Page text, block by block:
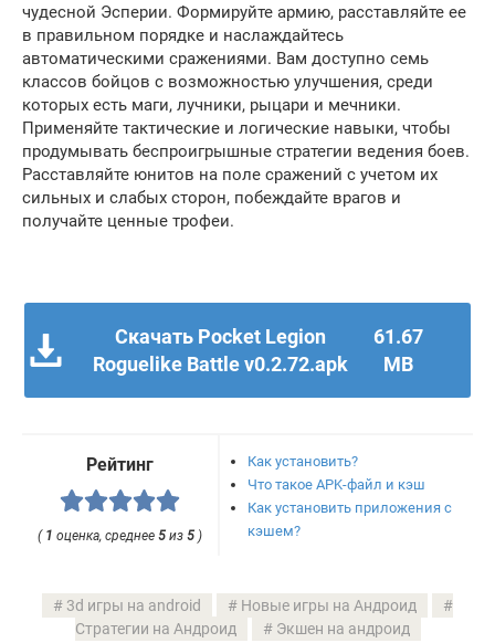
чудесной Эсперии. Формируйте армию, расставляйте ее
в правильном порядке и наслаждайтесь
автоматическими сражениями. Вам доступно семь
классов бойцов с возможностью улучшения, среди
которых есть маги, лучники, рыцари и мечники.
Применяйте тактические и логические навыки, чтобы
продумывать беспроигрышные стратегии ведения боев.
Расставляйте юнитов на поле сражений с учетом их
сильных и слабых сторон, побеждайте врагов и
получайте ценные трофеи.
Скачать Pocket Legion
Roguelike Battle v0.2.72.apk
61.67
MB
Рейтинг
( 1 оценка, среднее5 из5 )
Как установить?
Что такое APK-файл и кэш
Как установить приложения с
кэшем?
3d игры на android
Новые игры на Андроид
Стратегии на Андроид
Экшен на андроид